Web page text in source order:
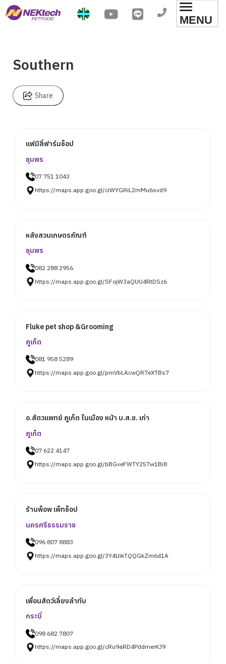
MENU
Southern
Share
แฟมิลี่ฟาร์มช็อป
ชุมพร
07 751 1043
https://maps.app.goo.gl/ciWYGRiL2mMu6svd9
หลังสวนเกษตรภัณฑ์
ชุมพร
082 288 2956
https://maps.app.goo.gl/SFojW3aQUU4RtDSz6
Fluke pet shop &Grooming
ภูเก็ต
081 958 5289
https://maps.app.goo.gl/pmVbLAcwQR7eXTBs7
อ.สัตวแพทย์ ภูเก็ต ในเมือง หน้า บ.ส.ข. เก่า
ภูเก็ต
07 622 4147
https://maps.app.goo.gl/bBGveFWTY257w1Bi8
ร้านพ็อพ เพ็ทช็อป
นครศรีธรรมราช
096 807 8883
https://maps.app.goo.gl/3Y4UikTQQGkZm6d1A
เพื่อนสัตว์เลี้ยงลำทับ
กระบี่
098 682 7807
https://maps.app.goo.gl/cRu9aRD4PddmerKJ9